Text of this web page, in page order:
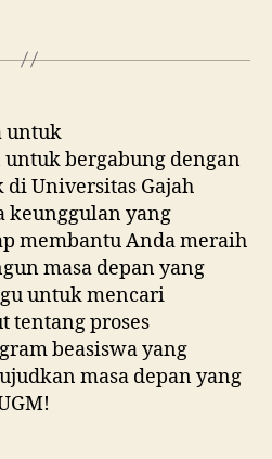
untuk
bergabung dengan
Universitas Gajah
keunggulan yang
membantu Anda meraih
masa depan yang
untuk mencari
tentang proses
beasiswa yang
masa depan yang